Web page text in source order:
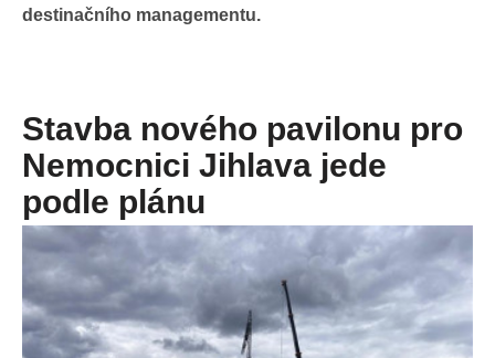
destinačního managementu.
Stavba nového pavilonu pro
Nemocnici Jihlava jede
podle plánu